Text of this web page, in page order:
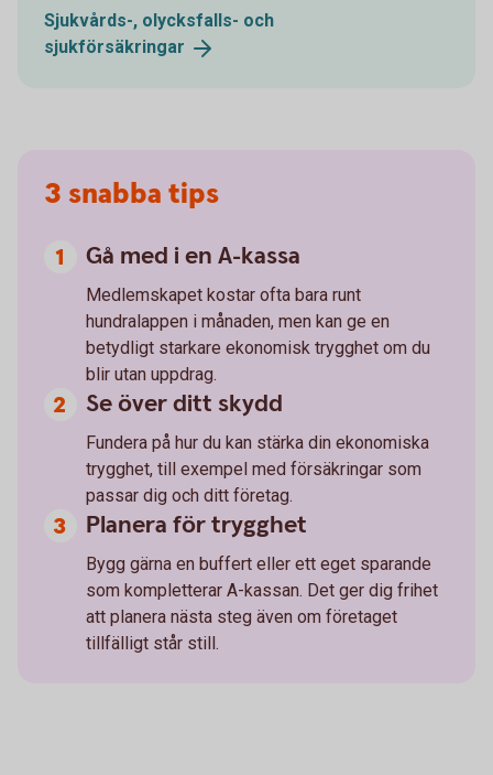
Sjukvårds-, olycksfalls- och
sjukförsäkringar
3 snabba tips
Gå med i en A-kassa
Medlemskapet kostar ofta bara runt
hundralappen i månaden, men kan ge en
betydligt starkare ekonomisk trygghet om du
blir utan uppdrag.
Se över ditt skydd
Fundera på hur du kan stärka din ekonomiska
trygghet, till exempel med försäkringar som
passar dig och ditt företag.
Planera för trygghet
Bygg gärna en buffert eller ett eget sparande
som kompletterar A-kassan. Det ger dig frihet
att planera nästa steg även om företaget
tillfälligt står still.